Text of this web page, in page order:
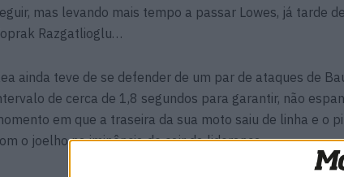
mas levando mais tempo a passar Lowes, já tarde
Razgatlioglu…
ainda teve de se defender de um par de ataques de
de cerca de 1,8 segundos para garantir, não
em que a traseira da sua moto saiu de linha e o
o joelho na iminência de cair da liderança…